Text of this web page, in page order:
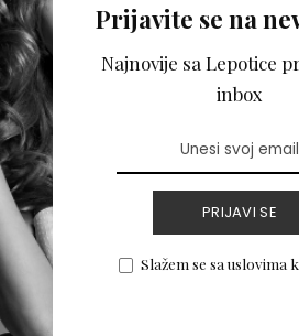
Prijavite se na
Najnovije sa Lepotice
inbox
PRIJAVI SE
Slažem se sa uslovima
napisani su samo u
Portal Lepotica.rs ne pruža
i sadržaj tekstova na
za stručno mišljenje, te
za eventualnu štetu nastalu